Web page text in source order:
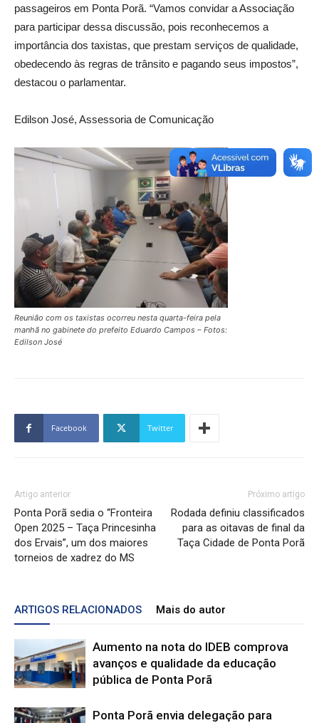
passageiros em Ponta Porã. “Vamos convidar a Associação
para participar dessa discussão, pois reconhecemos a
importância dos taxistas, que prestam serviços de qualidade,
obedecendo às regras de trânsito e pagando seus impostos”,
destacou o parlamentar.
Edilson José, Assessoria de Comunicação
Reunião com os taxistas ocorreu nesta quarta-feira pela
manhã no gabinete do prefeito Eduardo Campos – Fotos:
Edilson José
Facebook Twitter
Artigo anterior
Ponta Porã sedia o “Fronteira
Open 2025 – Taça Princesinha
dos Ervais”, um dos maiores
torneios de xadrez do MS
Próximo artigo
Rodada definiu classificados
para as oitavas de final da
Taça Cidade de Ponta Porã
ARTIGOS RELACIONADOS Mais do autor
Aumento na nota do IDEB comprova
avanços e qualidade da educação
pública de Ponta Porã
Ponta Porã envia delegação para